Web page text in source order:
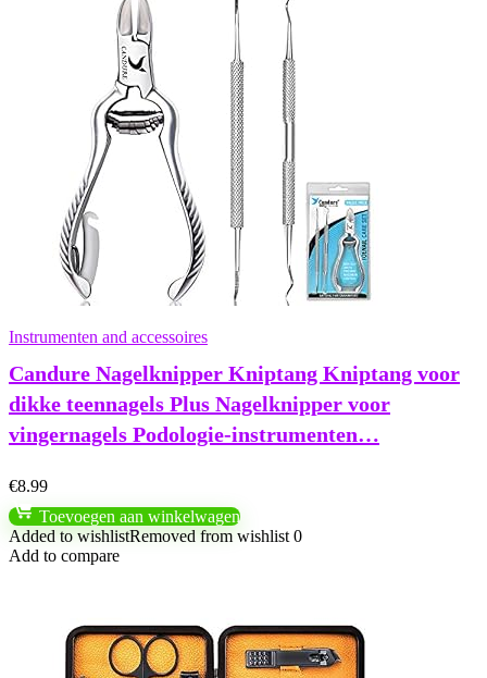
Instrumenten and accessoires
Candure Nagelknipper Kniptang Kniptang voor
dikke teennagels Plus Nagelknipper voor
vingernagels Podologie-instrumenten…
€8.99
Toevoegen aan winkelwagen
Added to wishlistRemoved from wishlist 0
Add to compare